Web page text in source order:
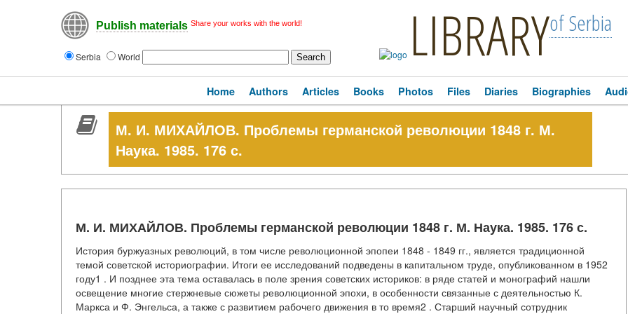
Publish materials Share your works with the world!
Serbia World LIBRARYof Serbia
Home Authors Articles Books Photos Files Diaries Biographies
М. И. МИХАЙЛОВ. Проблемы германской революции 1848 г. М.
Наука. 1985. 176 с.
М. И. МИХАЙЛОВ. Проблемы германской революции 1848 г. М. Наука. 1985. 176 с.
История буржуазных революций, в том числе революционной эпопеи 1848 - 1849 гг., является традиционной
темой советской историографии. Итоги ее исследований подведены в капитальном труде, опубликованном в 1952
году1 . И позднее эта тема оставалась в поле зрения советских историков: в ряде статей и монографий нашли
освещение многие стержневые сюжеты революционной эпохи, в особенности связанные с деятельностью К.
Маркса и Ф. Энгельса, а также с развитием рабочего движения в то время2 . Старший научный сотрудник